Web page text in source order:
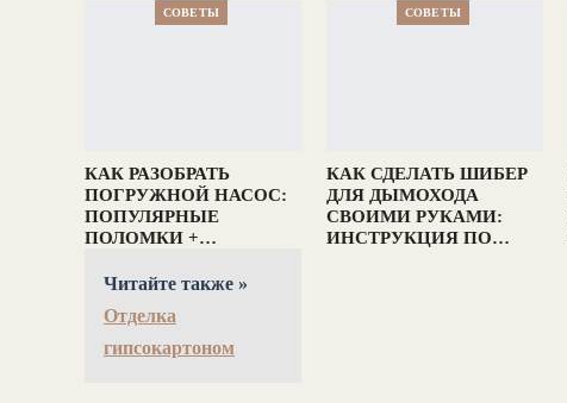
СОВЕТЫ
КАК РАЗОБРАТЬ
ПОГРУЖНОЙ НАСОС:
ПОПУЛЯРНЫЕ
ПОЛОМКИ +…
Читайте также »
Отделка
гипсокартоном
СОВЕТЫ
КАК СДЕЛАТЬ ШИБЕР
ДЛЯ ДЫМОХОДА
СВОИМИ РУКАМИ:
ИНСТРУКЦИЯ ПО…